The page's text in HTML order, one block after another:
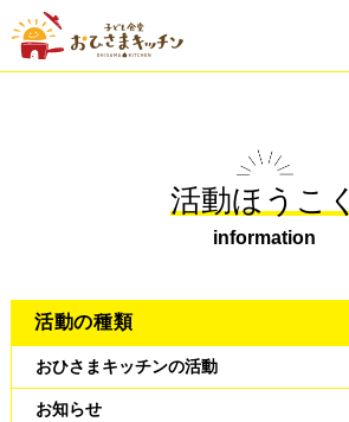
活動ほうこく
information
活動の種類
おひさまキッチンの活動
お知らせ